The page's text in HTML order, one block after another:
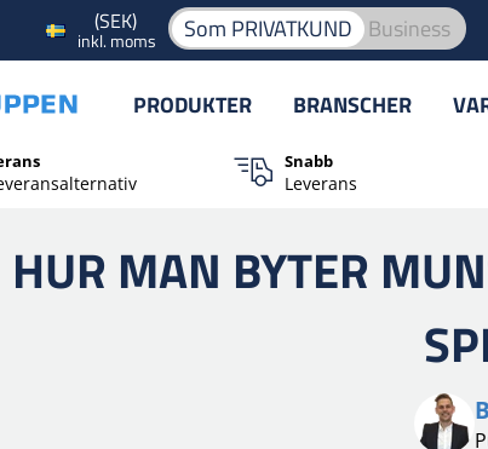
(SEK)
inkl. moms Som PRIVATKUND Business
PRODUKTER BRANSCHER
Snabb
Leverans
HUR MAN BYTER